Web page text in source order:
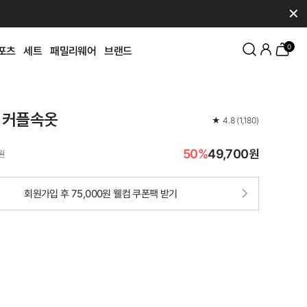
✕
츠 세트 패밀리웨어 브랜드 0
플속옷 ★ 4.8 (1,180)
50%49,700원
회원가입 후 75,000원 웰컴 쿠폰팩 받기